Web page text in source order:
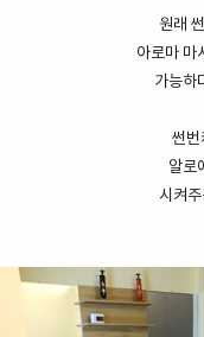
원래
아로마 마
가능하
썬번
알로
시켜